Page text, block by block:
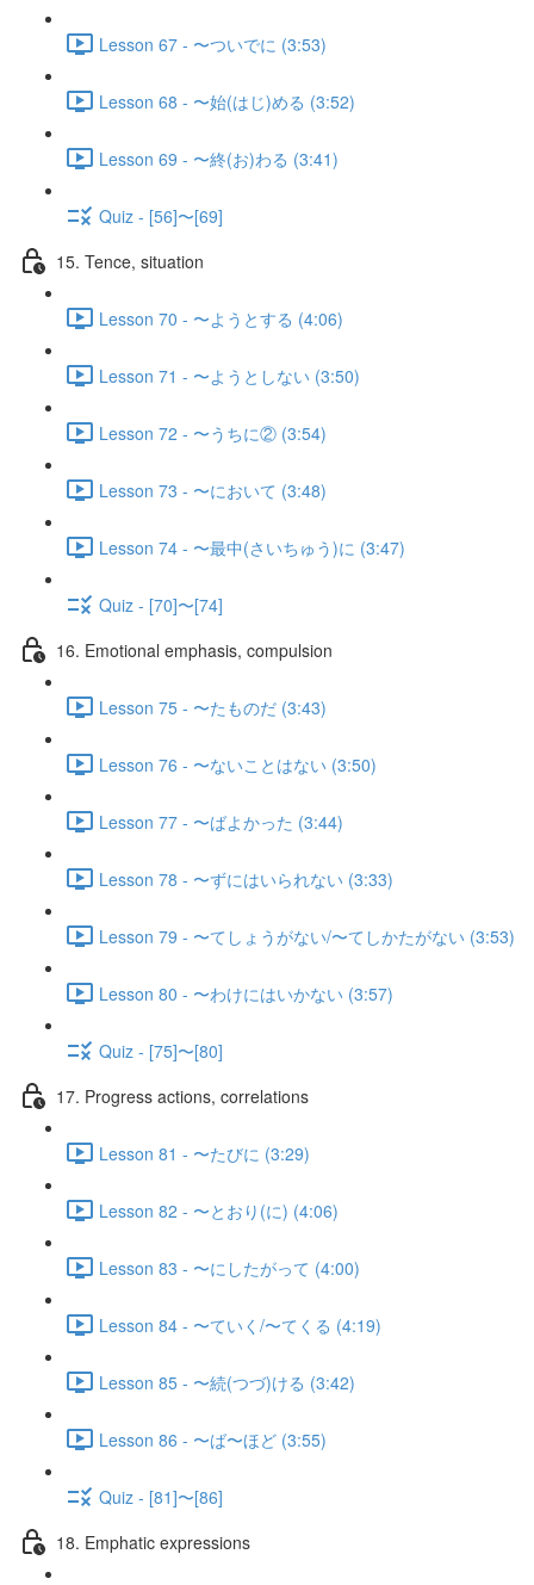
Lesson 67 - 〜ついでに (3:53)
Lesson 68 - 〜始(はじ)める (3:52)
Lesson 69 - 〜終(お)わる (3:41)
Quiz - [56]〜[69]
15. Tence, situation
Lesson 70 - 〜ようとする (4:06)
Lesson 71 - 〜ようとしない (3:50)
Lesson 72 - 〜うちに② (3:54)
Lesson 73 - 〜において (3:48)
Lesson 74 - 〜最中(さいちゅう)に (3:47)
Quiz - [70]〜[74]
16. Emotional emphasis, compulsion
Lesson 75 - 〜たものだ (3:43)
Lesson 76 - 〜ないことはない (3:50)
Lesson 77 - 〜ばよかった (3:44)
Lesson 78 - 〜ずにはいられない (3:33)
Lesson 79 - 〜てしょうがない/〜てしかたがない (3:53)
Lesson 80 - 〜わけにはいかない (3:57)
Quiz - [75]〜[80]
17. Progress actions, correlations
Lesson 81 - 〜たびに (3:29)
Lesson 82 - 〜とおり(に) (4:06)
Lesson 83 - 〜にしたがって (4:00)
Lesson 84 - 〜ていく/〜てくる (4:19)
Lesson 85 - 〜続(つづ)ける (3:42)
Lesson 86 - 〜ば〜ほど (3:55)
Quiz - [81]〜[86]
18. Emphatic expressions